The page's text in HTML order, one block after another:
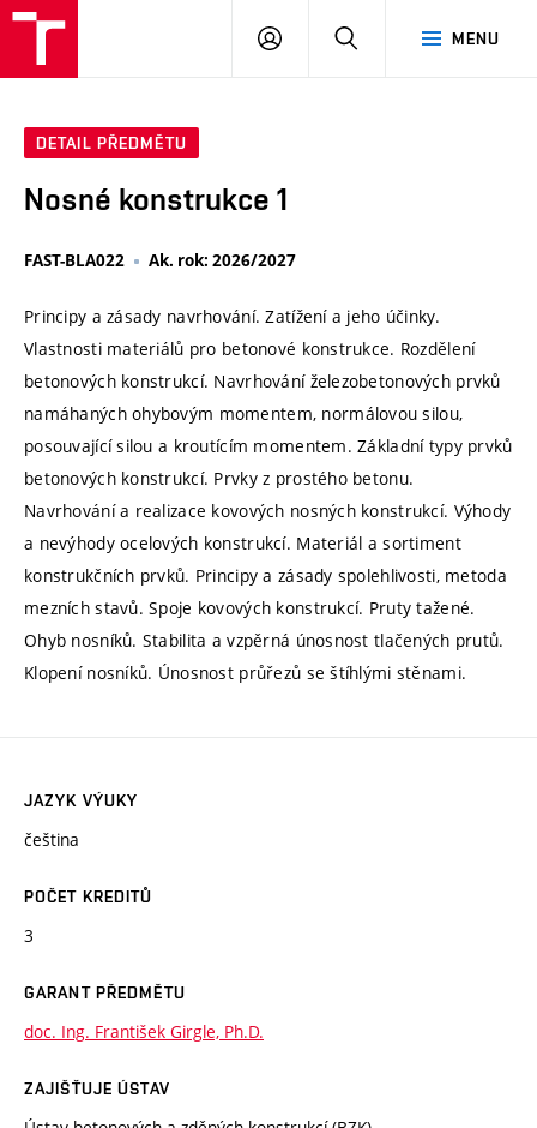
MENU
PŘIHLÁSIT
DETAIL PŘEDMĚTU
Nosné konstrukce 1
FAST-BLA022 Ak. rok: 2026/2027
Principy a zásady navrhování. Zatížení a jeho účinky.
Vlastnosti materiálů pro betonové konstrukce. Rozdělení
betonových konstrukcí. Navrhování železobetonových prvků
namáhaných ohybovým momentem, normálovou silou,
posouvající silou a kroutícím momentem. Základní typy prvků
betonových konstrukcí. Prvky z prostého betonu.
Navrhování a realizace kovových nosných konstrukcí. Výhody
a nevýhody ocelových konstrukcí. Materiál a sortiment
konstrukčních prvků. Principy a zásady spolehlivosti, metoda
mezních stavů. Spoje kovových konstrukcí. Pruty tažené.
Ohyb nosníků. Stabilita a vzpěrná únosnost tlačených prutů.
Klopení nosníků. Únosnost průřezů se štíhlými stěnami.
JAZYK VÝUKY
čeština
POČET KREDITŮ
3
GARANT PŘEDMĚTU
doc. Ing. František Girgle, Ph.D.
ZAJIŠŤUJE ÚSTAV